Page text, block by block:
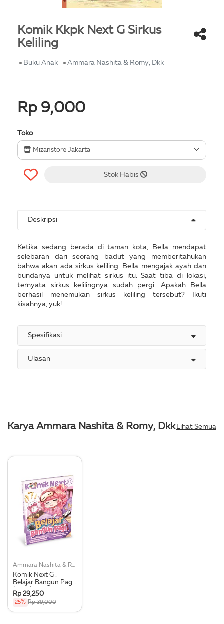
Komik Kkpk Next G Sirkus
Keliling
Buku Anak Ammara Nashita & Romy, Dkk
Rp 9,000
Toko
Mizanstore Jakarta
Stok Habis
Deskripsi
Ketika sedang berada di taman kota, Bella mendapat
selebaran dari seorang badut yang memberitahukan
bahwa akan ada sirkus keliling. Bella mengajak ayah dan
bundanya untuk melihat sirkus itu. Saat tiba di lokasi,
ternyata sirkus kelilingnya sudah pergi. Apakah Bella
berhasil menemukan sirkus keliling tersebut? Ikuti
kisahnya, yuk!
Spesifikasi
Ulasan
Karya Ammara Nashita & Romy, Dkk Lihat Semua
Ammara Nashita & Romy, Dkk
Komik Next G :
Belajar Bangun Pagi
(Rpl 2)
Rp 29,250
25% Rp 39,000